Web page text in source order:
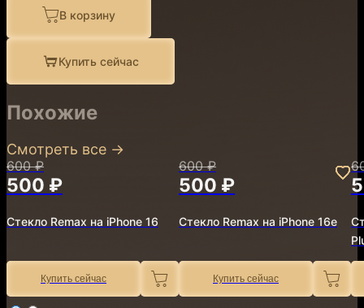
В корзину
Купить сейчас
Похожие
Смотреть все →
600 ₽
500 ₽
Стекло Remax на iPhone 16
Купить сейчас
600 ₽
500 ₽
Стекло Remax на iPhone 16e
Купить сейчас